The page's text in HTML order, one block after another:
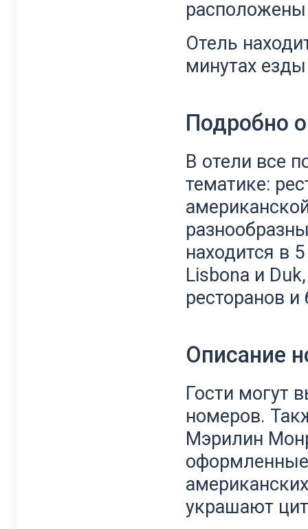
Отель
минутах
Подробно
В отели все
тематике:
находится в
Lisbona и
ресторанов и
Описание
Гости могут
номеров.
Мэрилин
украшают